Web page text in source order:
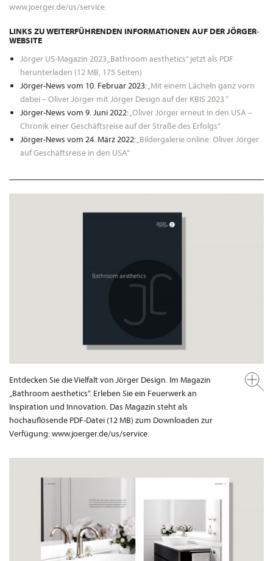
www.joerger.de/us/service.
LINKS ZU WEITERFÜHRENDEN INFORMATIONEN AUF DER JÖRGER-
WEBSITE
Jörger US-Magazin 2023 „Bathroom aesthetics” jetzt als PDF
herunterladen (12 MB, 175 Seiten)
Jörger-News vom 10. Februar 2023:„Mit einem Lächeln ganz vorn
dabei – Oliver Jörger mit Jörger Design auf der KBIS 2023 “
Jörger-News vom 9. Juni 2022:„Oliver Jörger erneut in den USA –
Chronik einer Geschäftsreise auf der Straße des Erfolgs“
Jörger-News vom 24. März 2022:„Bildergalerie online: Oliver Jörger
auf Geschäftsreise in den USA“
Entdecken Sie die Vielfalt von Jörger Design. Im Magazin
„Bathroom aesthetics“. Erleben Sie ein Feuerwerk an
Inspiration und Innovation. Das Magazin steht als
hochauflösende PDF-Datei (12 MB) zum Downloaden zur
Verfügung: www.joerger.de/us/service.